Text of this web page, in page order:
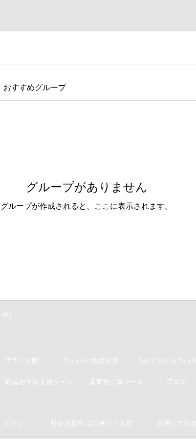
おすすめグループ
グループがありません
グループが作成されると、ここに表示されます。
）
プラン比較 Teuchiの利用提案 3分でわかる
離婚届作成支援ツール 養育費計算ツール ​ブログ
ポリシー 特定商取引法に基づく表記 お問い合わせ